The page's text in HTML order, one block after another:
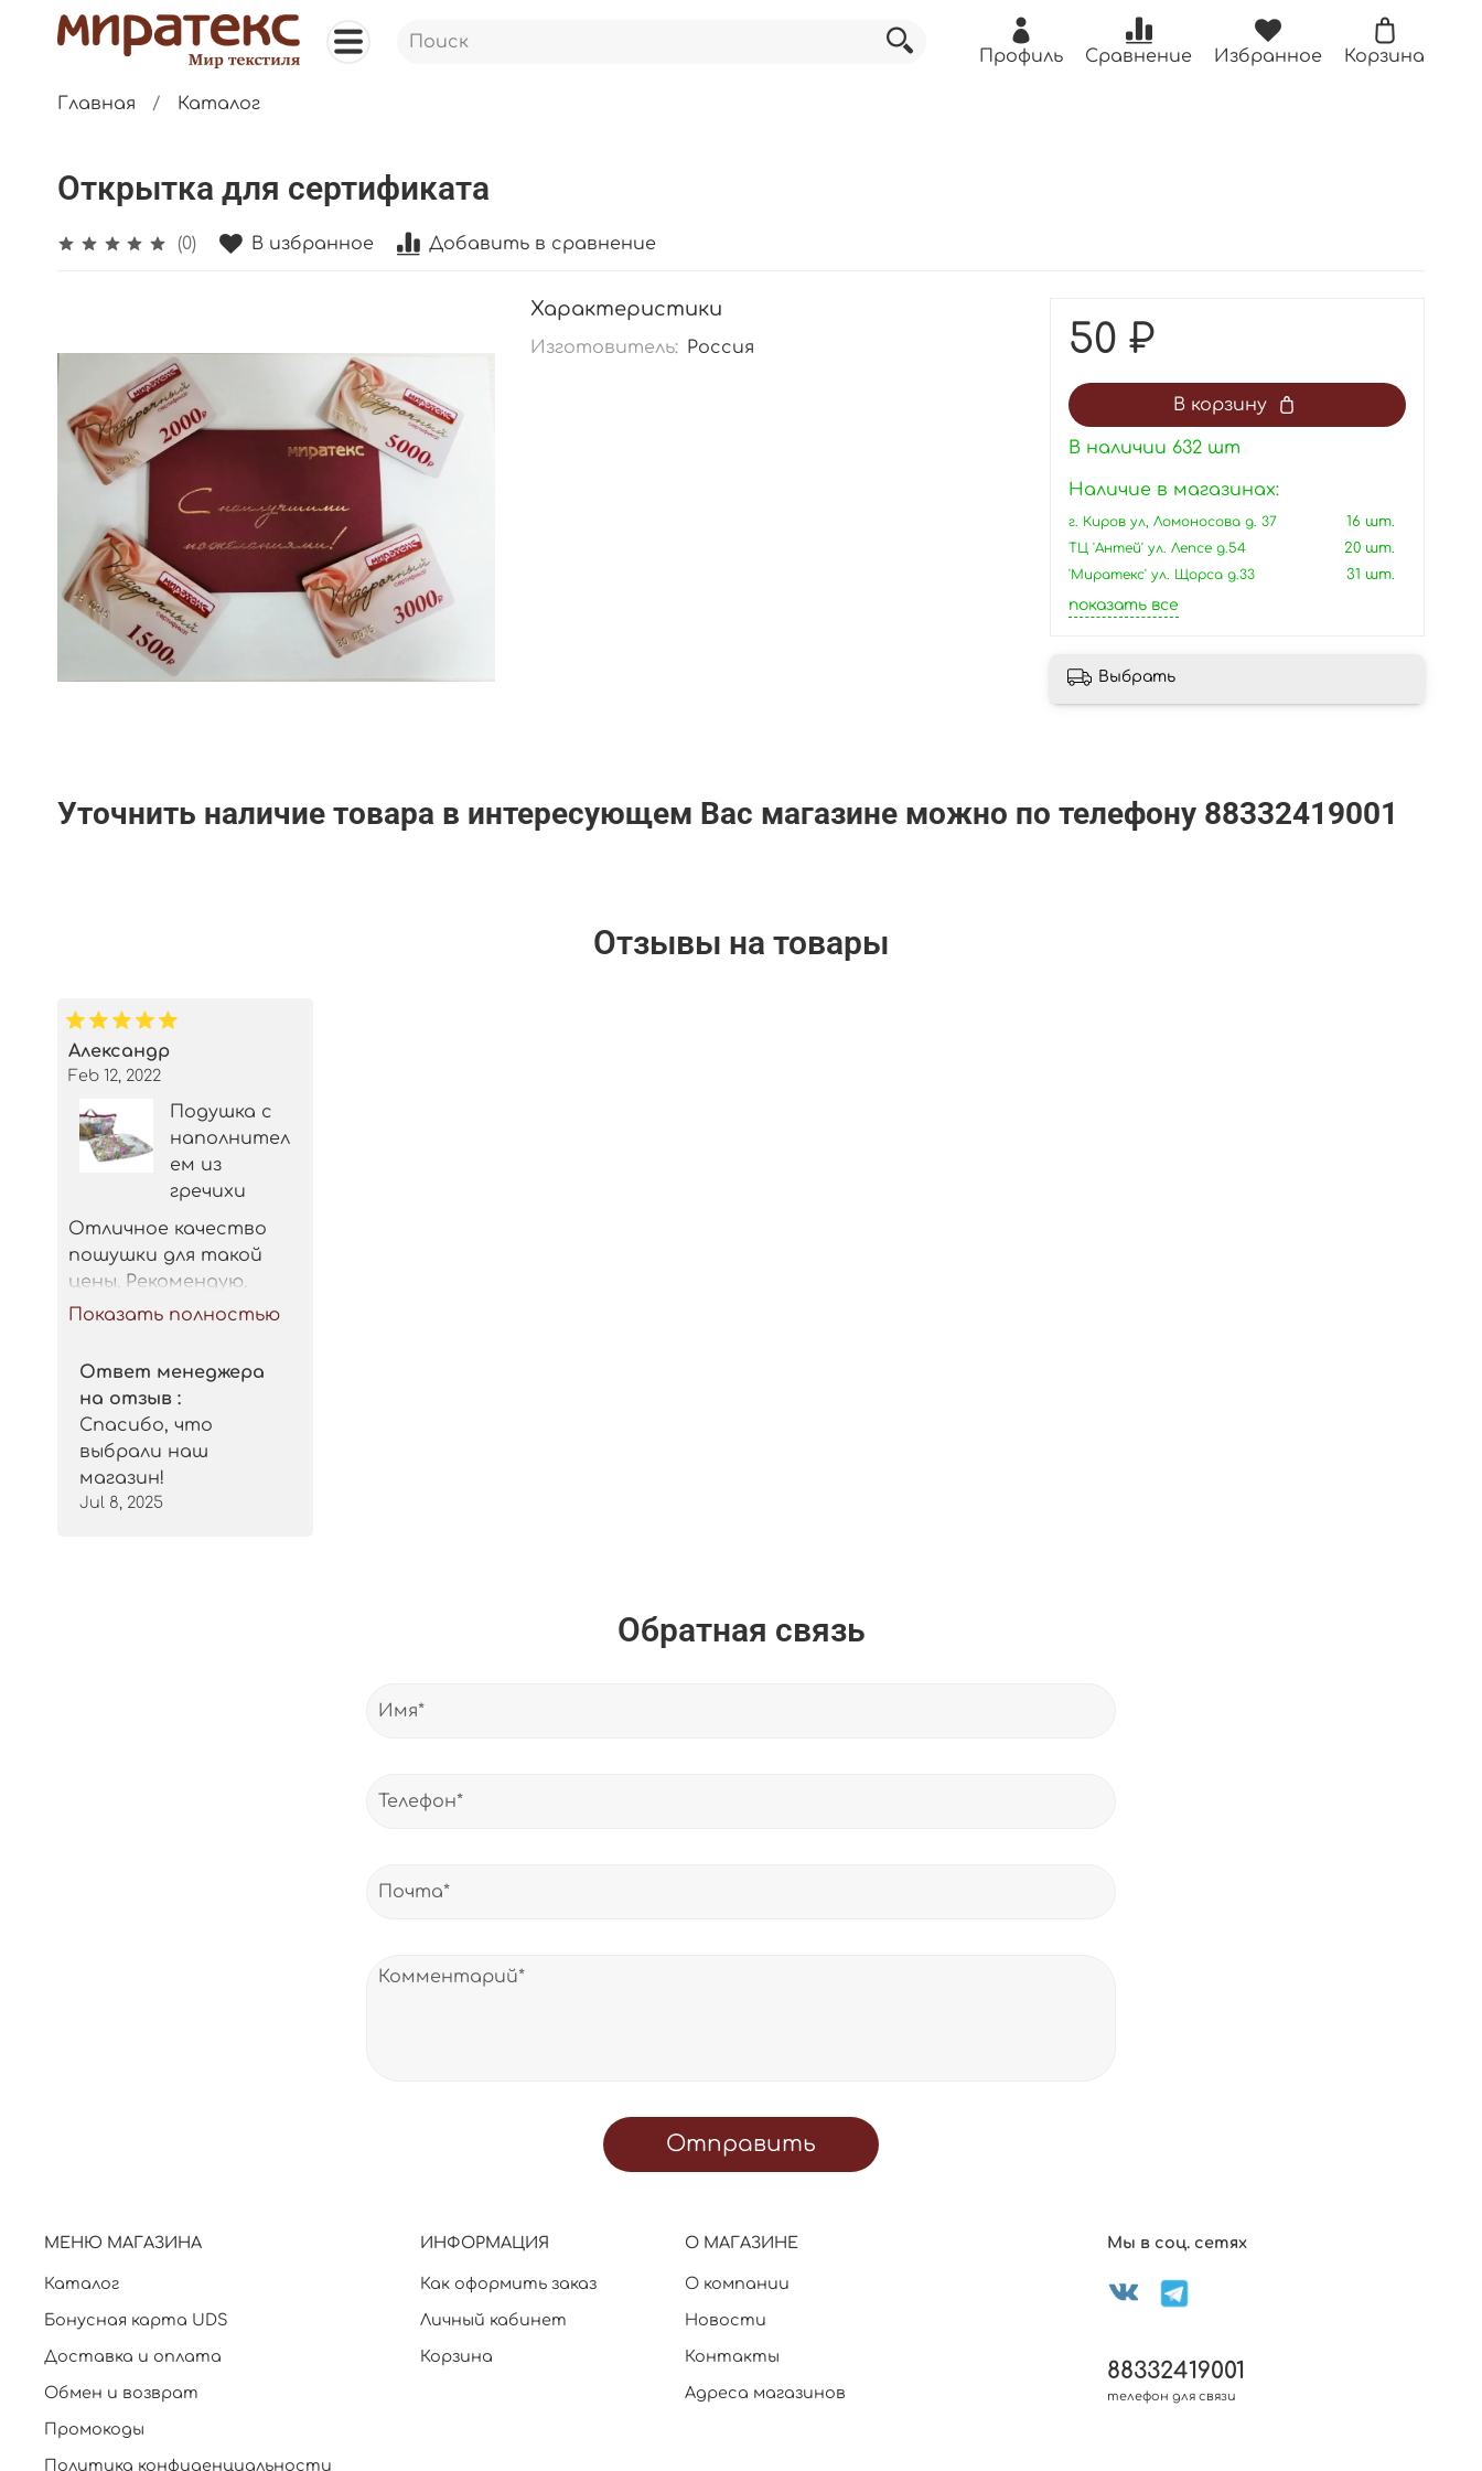
Профиль Сравнение Избранное Корзина
Главная Каталог
Открытка для сертификата
(0) В избранное Добавить в сравнение
Характеристики
Изготовитель: Россия 50 ₽
В корзину
В наличии 632 шт
Наличие в магазинах:
г. Киров ул, Ломоносова д. 37
16 шт.
ТЦ 'Антей' ул. Лепсе д.54
20 шт.
'Миратекс' ул. Щорса д.33
31 шт.
показать все
Выбрать
Уточнить наличие товара в интересующем Вас магазине можно по телефону 88332419001
Отзывы на товары
Александр
Feb 12, 2022
Подушка с
наполнител
ем из
гречихи
Отличное качество
пошушки для такой
цены. Рекомендую.
Показать полностью
Ответ менеджера
на отзыв :
Спасибо, что
выбрали наш
магазин!
Jul 8, 2025
Обратная связь
Отправить
МЕНЮ МАГАЗИНА
Каталог
Бонусная карта UDS
Доставка и оплата
Обмен и возврат
Промокоды
Политика конфиденциальности
ИНФОРМАЦИЯ
Как оформить заказ
Личный кабинет
Корзина
О МАГАЗИНЕ
О компании
Новости
Контакты
Адреса магазинов
Мы в соц. сетях
88332419001
телефон для связи